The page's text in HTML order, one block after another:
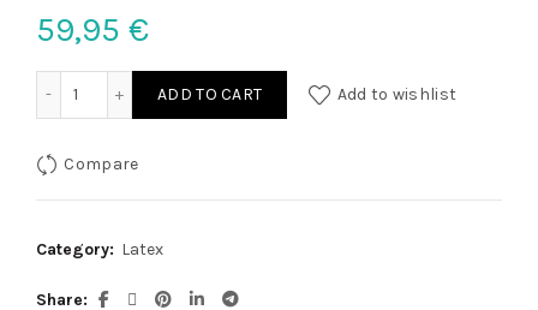
59,95 €
ADD TO CART Add to wishlist
Compare
Category: Latex
Share